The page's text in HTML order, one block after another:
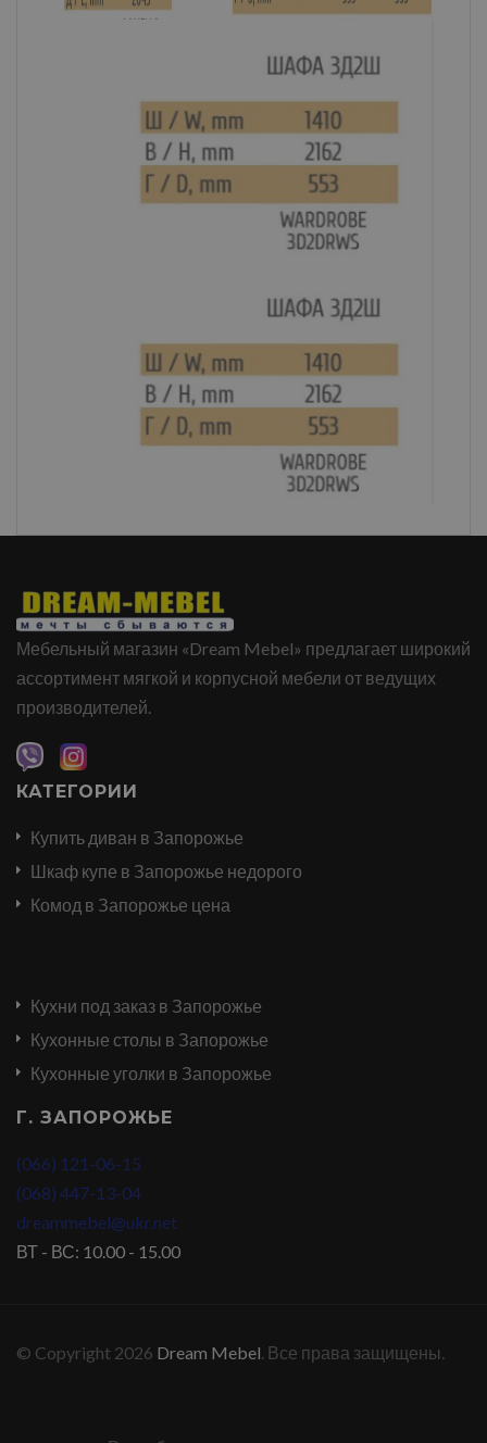
Мебельный магазин «Dream Mebel» предлагает широкий
ассортимент мягкой и корпусной мебели от ведущих
производителей.
КАТЕГОРИИ
Купить диван в Запорожье
Шкаф купе в Запорожье недорого
Комод в Запорожье цена
Кухни под заказ в Запорожье
Кухонные столы в Запорожье
Кухонные уголки в Запорожье
Г. ЗАПОРОЖЬЕ
(066) 121-06-15
(068) 447-13-04
dreammebel@ukr.net
ВТ - ВС: 10.00 - 15.00
© Copyright 2026 Dream Mebel . Все права защищены.